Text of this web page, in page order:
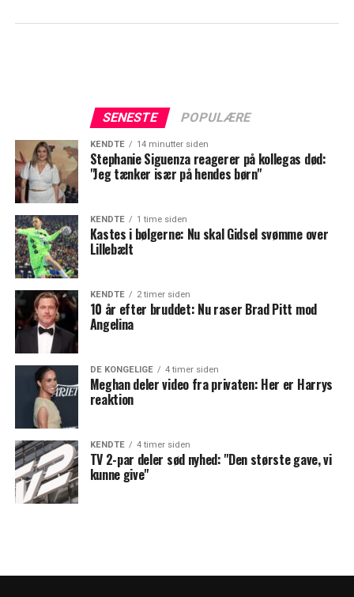
SENESTE POPULÆRE
KENDTE 14 minutter siden
Stephanie Siguenza reagerer på kollegas død:
"Jeg tænker især på hendes børn"
KENDTE 1 time siden
Kastes i bølgerne: Nu skal Gidsel svømme over
Lillebælt
KENDTE 2 timer siden
10 år efter bruddet: Nu raser Brad Pitt mod
Angelina
DE KONGELIGE 4 timer siden
Meghan deler video fra privaten: Her er Harrys
reaktion
KENDTE 4 timer siden
TV 2-par deler sød nyhed: "Den største gave, vi
kunne give"